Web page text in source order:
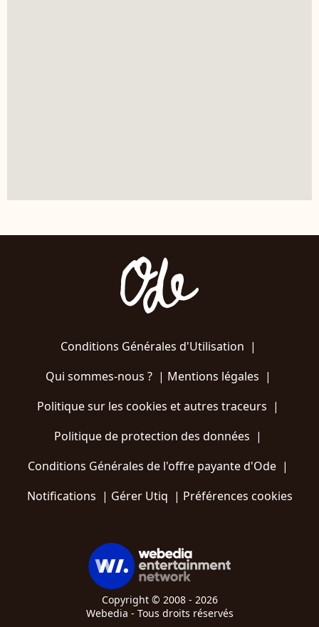
Conditions Générales d'Utilisation |
Qui sommes-nous ?| Mentions légales |
Politique sur les cookies et autres traceurs |
Politique de protection des données |
Conditions Générales de l'offre payante d'Ode |
Notifications | Gérer Utiq | Préférences cookies
Copyright © 2008 - 2026
Webedia - Tous droits réservés